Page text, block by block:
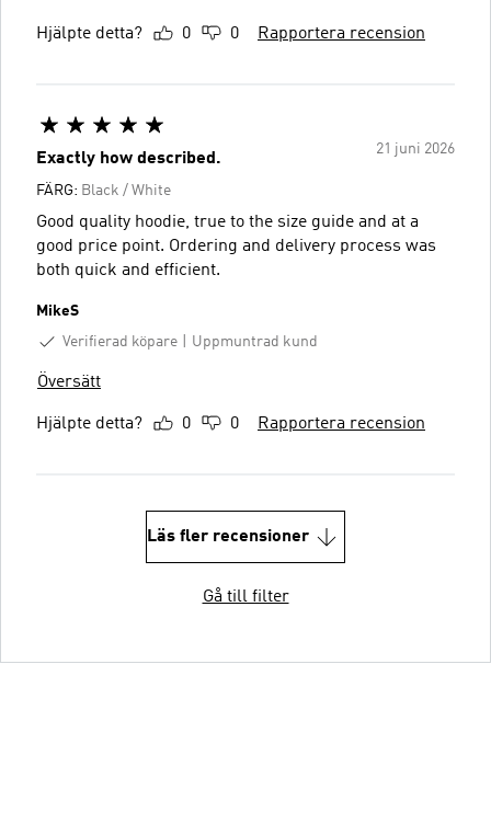
Hjälpte detta? 0 0 Rapportera recension
21 juni 2026
Exactly how described.
FÄRG: Black / White
Good quality hoodie, true to the size guide and at a
good price point. Ordering and delivery process was
both quick and efficient.
MikeS
Verifierad köpare
Uppmuntrad kund
Översätt
Hjälpte detta? 0 0 Rapportera recension
Läs fler recensioner
Gå till filter